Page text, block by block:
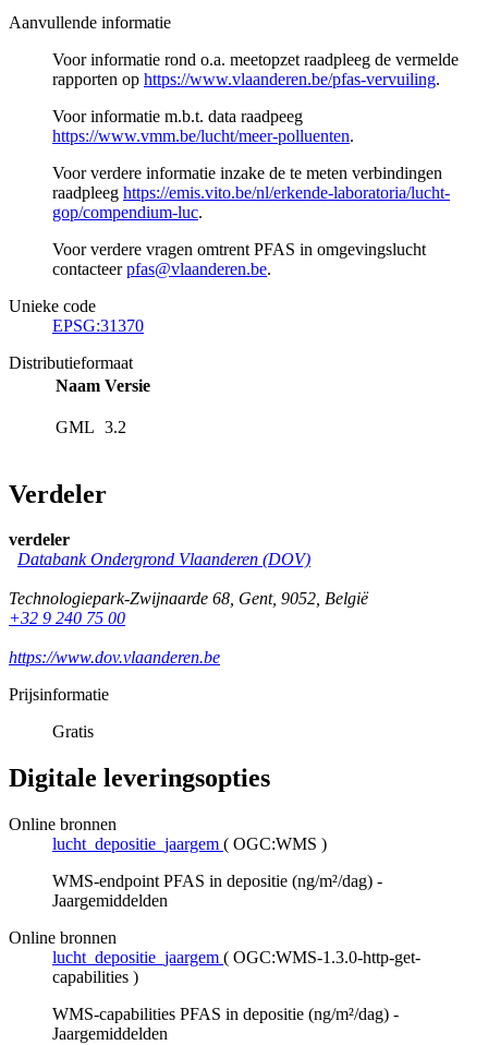
Aanvullende informatie
Voor informatie rond o.a. meetopzet raadpleeg de vermelde
rapporten op https://www.vlaanderen.be/pfas-vervuiling.
Voor informatie m.b.t. data raadpeeg
https://www.vmm.be/lucht/meer-polluenten.
Voor verdere informatie inzake de te meten verbindingen
raadpleeg https://emis.vito.be/nl/erkende-laboratoria/lucht-
gop/compendium-luc.
Voor verdere vragen omtrent PFAS in omgevingslucht
contacteerpfas@vlaanderen.be.
Unieke code
EPSG:31370
Distributieformaat
Naam Versie
GML 3.2
Verdeler
verdeler
Databank Ondergrond Vlaanderen (DOV)
Technologiepark-Zwijnaarde 68, Gent, 9052, België
+32 9 240 75 00
https://www.dov.vlaanderen.be
Prijsinformatie
Gratis
Digitale leveringsopties
Online bronnen
lucht_depositie_jaargem ( OGC:WMS )
WMS-endpoint PFAS in depositie (ng/m²/dag) -
Jaargemiddelden
Online bronnen
lucht_depositie_jaargem ( OGC:WMS-1.3.0-http-get-
capabilities )
WMS-capabilities PFAS in depositie (ng/m²/dag) -
Jaargemiddelden